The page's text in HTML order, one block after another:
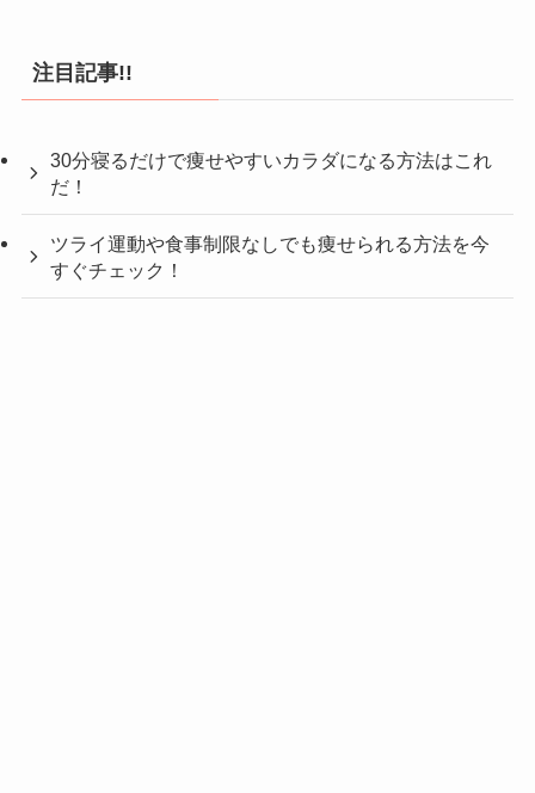
注目記事!!
30分寝るだけで痩せやすいカラダになる方法はこれ
だ！
ツライ運動や食事制限なしでも痩せられる方法を今
すぐチェック！